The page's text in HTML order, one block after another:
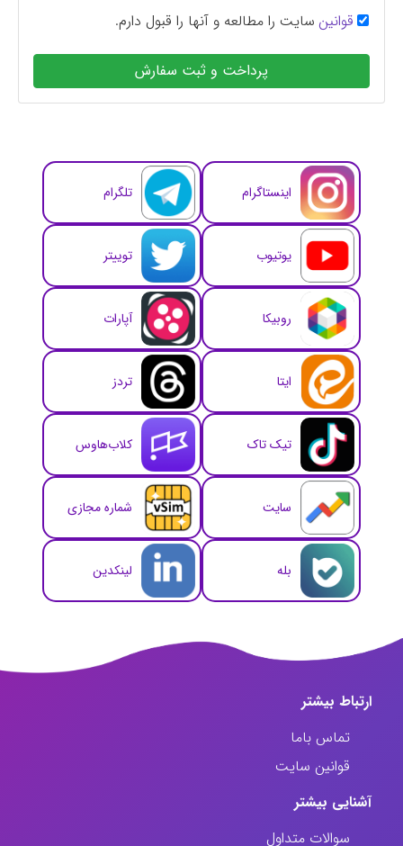
قوانین سایت را مطالعه و آنها را قبول دارم.
پرداخت و ثبت سفارش
اینستاگرام تلگرام
یوتیوب توییتر
روبیکا آپارات
ایتا تردز
تیک تاک کلاب‌هاوس
سایت شماره مجازی
بله لینکدین
ارتباط‌ بیشتر
تماس باما
قوانین سایت
آشنایی بیشتر
سوالات متداول